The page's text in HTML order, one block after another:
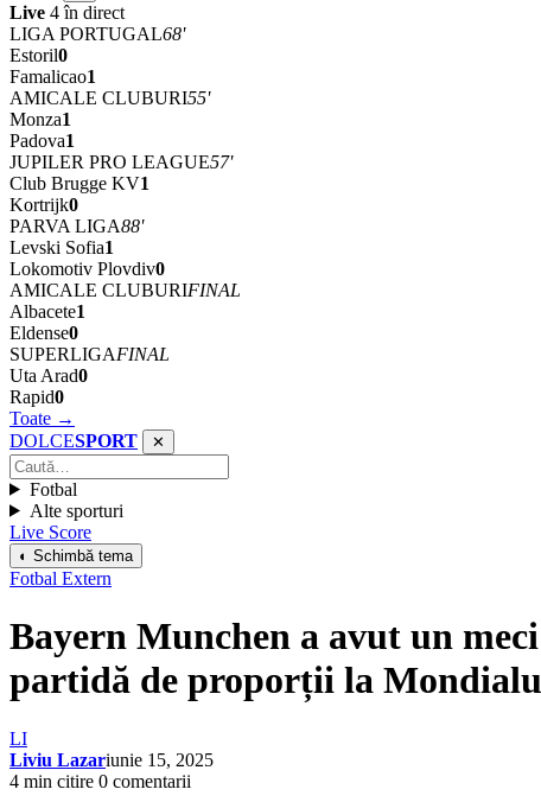
Live 4 în direct
LIGA PORTUGAL68'
Estoril0
Famalicao1
AMICALE CLUBURI55'
Monza1
Padova1
JUPILER PRO LEAGUE57'
Club Brugge KV1
Kortrijk0
PARVA LIGA88'
Levski Sofia1
Lokomotiv Plovdiv0
AMICALE CLUBURIFINAL
Albacete1
Eldense0
SUPERLIGAFINAL
Uta Arad0
Rapid0
Toate →
DOLCESPORT ✕
Fotbal
Alte sporturi
Live Score
◐ Schimbă tema
Fotbal Extern
Bayern Munchen a avut un
partidă de proporții la
LI
Liviu Lazariunie 15, 2025
4 min citire 0 comentarii